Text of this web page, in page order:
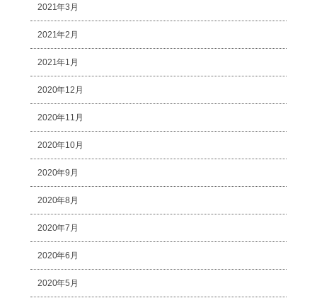
2021年3月
2021年2月
2021年1月
2020年12月
2020年11月
2020年10月
2020年9月
2020年8月
2020年7月
2020年6月
2020年5月